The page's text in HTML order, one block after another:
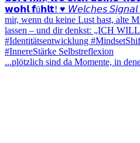
...plötzlich sind da Momente, in